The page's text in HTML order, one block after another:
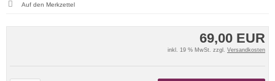
69,00 EUR
inkl. 19 % MwSt. zzgl. Versandkosten